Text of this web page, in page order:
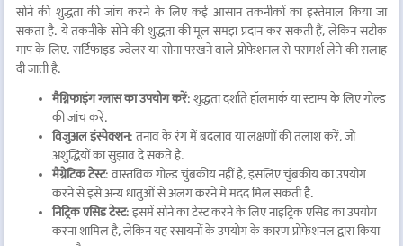
निवेशकों के विचार और मार्किट में अटकलों के आधार पर सोने की कीमतों में
अल्पकालिक उतार-चढ़ाव आ सकता है
इन कारकों को समझने से हुबली में गोल्ड मार्केट में व्यक्तियों और निवेशकों को सूचित
हुबली में आज गोल्ड की दर कल की गोल्ड दरों से अलग क्यों है?
हुबली में सोने की कीमत कुछ कारणों से दिन-प्रतिदिन बदल जाती है. सबसे पहले, दुनिया
में जो कुछ हो रहा है उसके आधार पर दुनिया भर में सोने की कीमत बदलती रहती है.
अर्थव्यवस्था में बदलाव, करेंसी वैल्यू और सोने की मांग जैसी चीजें इसकी कीमत को
प्रभावित करती हैं. इसके अलावा, उपलब्ध गोल्ड की राशि और कितने लोग इसे रोजाना
खरीदना या बेचना चाहते हैं, जिससे कीमत बढ़ जाती है या कम हो जाती है. तो, आज आप
सोने की शुद्धता की जांच करने के लिए कई आसान तकनीकों का इस्तेमाल किया जा
सकता है. ये तकनीकें सोने की शुद्धता की मूल समझ प्रदान कर सकती हैं, लेकिन सटीक
माप के लिए. सर्टिफाइड ज्वेलर या सोना परखने वाले प्रोफेशनल से परामर्श लेने की सलाह
दी जाती है.
मैग्निफाइंग ग्लास का उपयोग करें: शुद्धता दर्शाते हॉलमार्क या स्टाम्प के लिए गोल्ड
की जांच करें.
विजुअल इंस्पेक्शन: तनाव के रंग में बदलाव या लक्षणों की तलाश करें, जो
अशुद्धियों का सुझाव दे सकते हैं.
मैग्नेटिक टेस्ट: वास्तविक गोल्ड चुंबकीय नहीं है, इसलिए चुंबकीय का उपयोग
करने से इसे अन्य धातुओं से अलग करने में मदद मिल सकती है.
निट्रिक एसिड टेस्ट: इसमें सोने का टेस्ट करने के लिए नाइट्रिक एसिड का उपयोग
करना शामिल है, लेकिन यह रसायनों के उपयोग के कारण प्रोफेशनल द्वारा किया